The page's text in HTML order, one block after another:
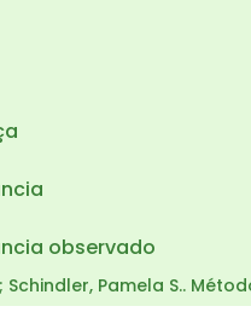
observado
Schindler, Pamela S..